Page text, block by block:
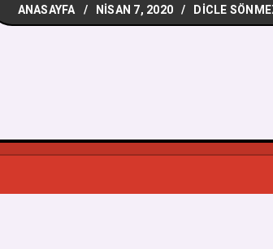
ANASAYFA NISAN 7, 2020 DICLE